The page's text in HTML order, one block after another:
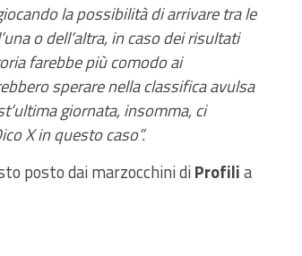
la possibilità di arrivare tra le
o dell’altra, in caso dei risultati
farebbe più comodo ai
sperare nella classifica avulsa
giornata, insomma, ci
X in questo caso”.
posto dai marzocchini diProfilia